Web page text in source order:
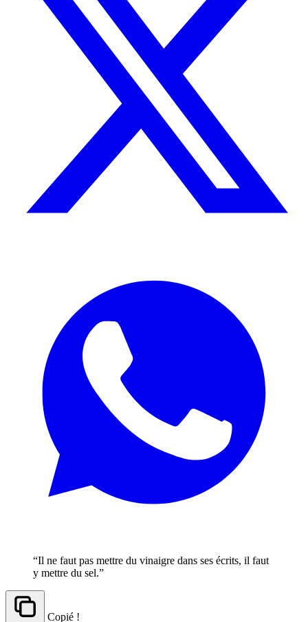
“Il ne faut pas mettre du vinaigre dans ses écrits, il faut
y mettre du sel.”
Copié !